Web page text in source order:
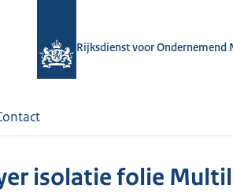
Rijksdienst voor Ondernemend
isolatie folie